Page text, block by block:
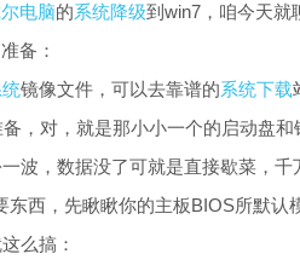
电脑的系统降级到win7，咱今天就
备：
镜像文件，可以去靠谱的系统下载
，对，就是那小小一个的启动盘和
波，数据没了可就是直接歇菜，千
东西，先瞅瞅你的主板BIOS所默认
么搞：